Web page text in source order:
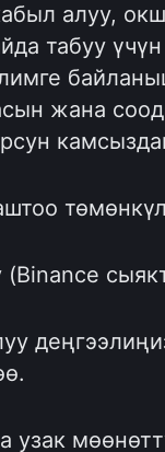
алуу,
табуу
жана